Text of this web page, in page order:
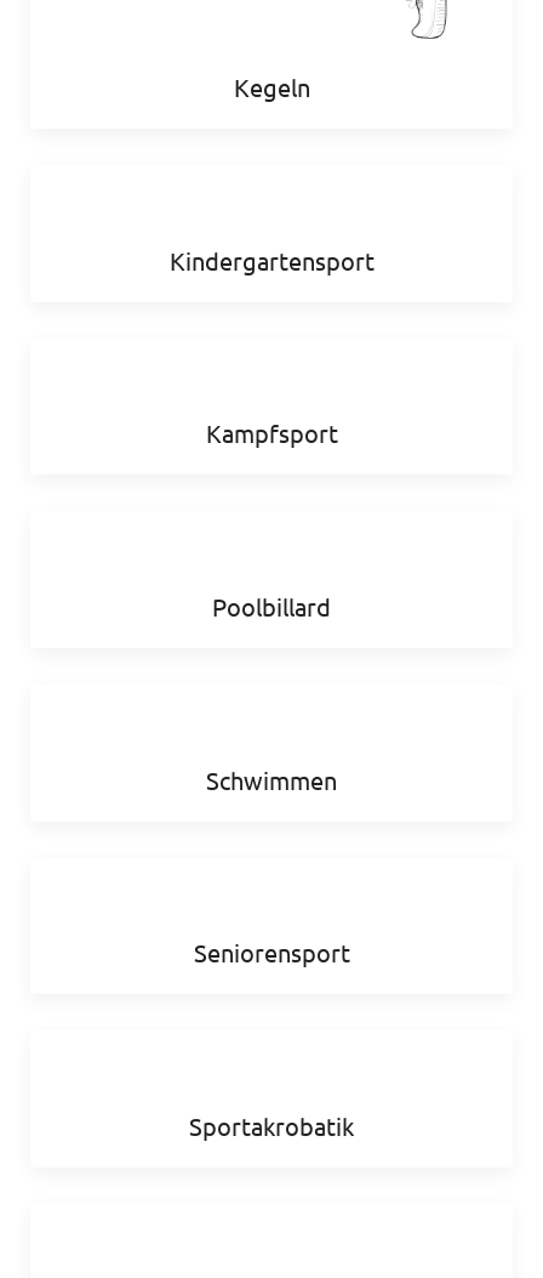
Kegeln
Kindergartensport
Kampfsport
Poolbillard
Schwimmen
Seniorensport
Sportakrobatik